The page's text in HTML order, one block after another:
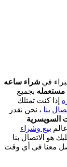
في شراء ساعه
بجميع
إذا كنت تمتلك
بنا ، نحن نقدر
السويسرية
بيع وشراء
هو الاتصال بنا
معنا في أي وقت